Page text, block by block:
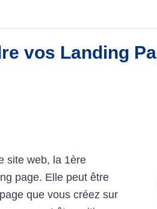
vos Landing
site web, la 1ère
page. Elle peut être
que vous créez sur